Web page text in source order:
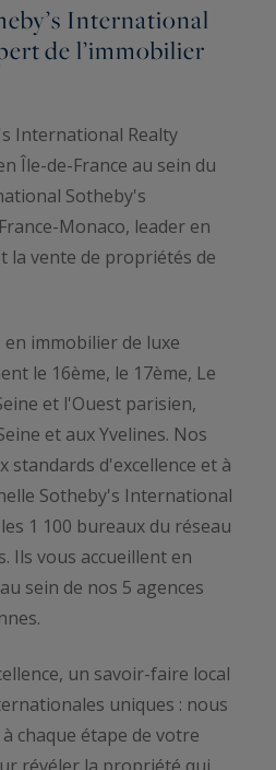
International
de l’immobilier
International Realty
Île-de-France au sein du
Sotheby's
Monaco, leader en
la vente de propriétés de
immobilier de luxe
le 16ème, le 17ème, Le
et l'Ouest parisien,
et aux Yvelines. Nos
standards d'excellence et à
Sotheby's International
1 100 bureaux du réseau
Ils vous accueillent en
sein de nos 5 agences
un savoir-faire local
uniques : nous
chaque étape de votre
révéler la propriété qui